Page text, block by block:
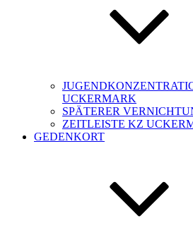
UCKERMARK
SPÄTERER
ZEITLEISTE KZ
GEDENKORT